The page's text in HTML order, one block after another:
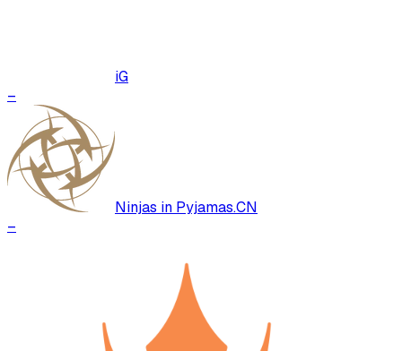
iG
–
Ninjas in Pyjamas.CN
–